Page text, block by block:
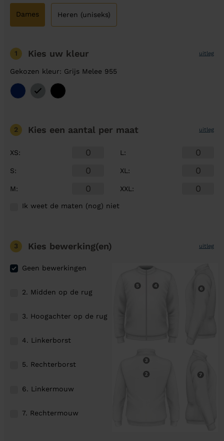
Dames Heren (uniseks)
1 Kies uw kleur uitleg
Gekozen kleur: Grijs Melee 955
2 Kies een aantal per maat uitleg
XS:
S:
M:
L :
XL :
XXL :
Ik weet de maten (nog) niet
3 Kies bewerking(en) uitleg
Geen bewerkingen
2. Midden op de rug
3. Hoogachter op de rug
4. Linkerborst
5. Rechterborst
6. Linkermouw
7. Rechtermouw